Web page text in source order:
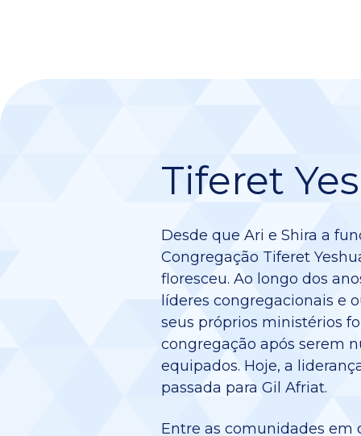
Tiferet
Desde que Ari e Shira a
Congregação Tiferet
floresceu. Ao longo dos
líderes congregacionais e
seus próprios ministérios
congregação após serem
equipados. Hoje, a
passada para Gil Afriat.
Entre as comunidades em